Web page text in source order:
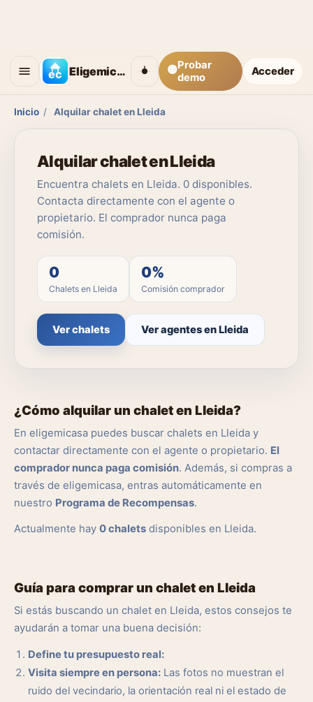
Eligemicasa 🟡Probar
demo
Acceder
Inicio / Alquilar chalet en Lleida
Alquilar chalet en Lleida
Encuentra chalets en Lleida. 0 disponibles.
Contacta directamente con el agente o
propietario. El comprador nunca paga
comisión.
0
Chalets en Lleida
0%
Comisión comprador
Ver chalets Ver agentes en Lleida
¿Cómo alquilar un chalet en Lleida?
En eligemicasa puedes buscar chalets en Lleida y
contactar directamente con el agente o propietario. El
comprador nunca paga comisión. Además, si compras a
través de eligemicasa, entras automáticamente en
nuestro Programa de Recompensas.
Actualmente hay 0 chalets disponibles en Lleida.
Guía para comprar un chalet en Lleida
Si estás buscando un chalet en Lleida, estos consejos te
ayudarán a tomar una buena decisión:
Define tu presupuesto real:
Visita siempre en persona: Las fotos no muestran el
ruido del vecindario, la orientación real ni el estado de